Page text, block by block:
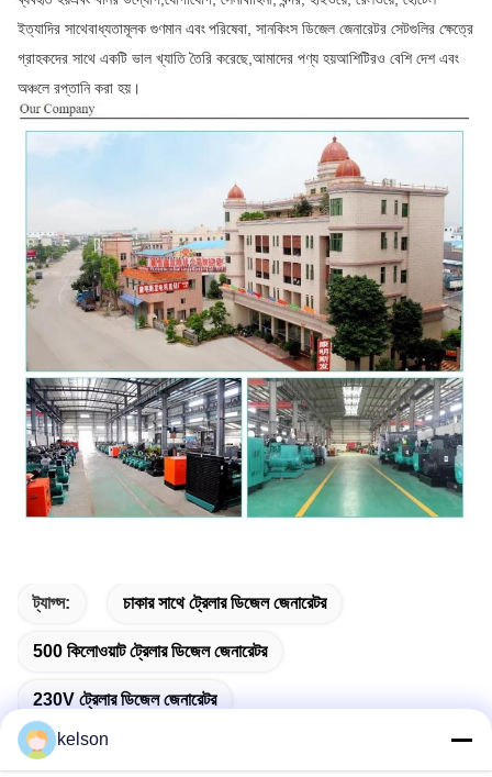
ইত্যাদির সাথেবাধ্যতামূলক গুণমান এবংপরিষেবা, সানকিংস ডিজেল জেনারেটর সেটগুলির ক্ষেত্রে
গ্রাহকদের সাথে একটি ভাল খ্যাতি তৈরি করেছে, আমাদের পণ্য হয়আশিটিরও বেশি দেশ এবং
অঞ্চলে রপ্তানি করা হয়।
ট্যাগ্স: চাকার সাথে ট্রেলার ডিজেল জেনারেটর
500 কিলোওয়াট ট্রেলার ডিজেল জেনারেটর
230V ট্রেলার ডিজেল জেনারেটর
kelson